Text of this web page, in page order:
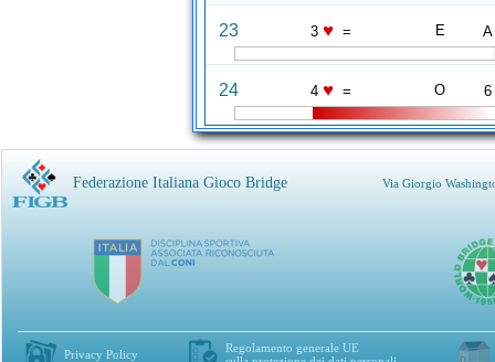
23 3 ♥ = E A
24 4 ♥ = O 6
Federazione Italiana Gioco Bridge Via Giorgio
Privacy Policy
Regolamento generale UE